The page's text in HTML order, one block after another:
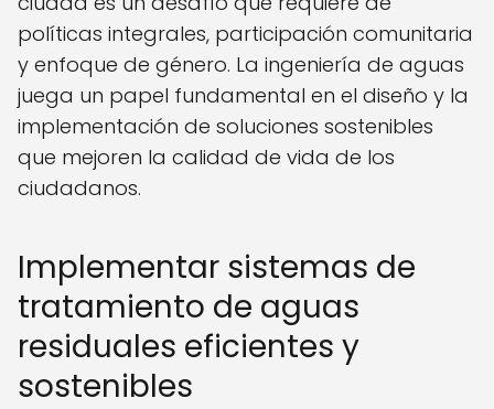
políticas integrales, participación comunitaria
y enfoque de género. La ingeniería de aguas
juega un papel fundamental en el diseño y la
implementación de soluciones sostenibles
que mejoren la calidad de vida de los
ciudadanos.
Implementar sistemas de
tratamiento de aguas
residuales eficientes y
sostenibles